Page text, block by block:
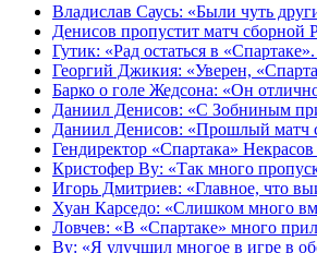
Владислав Саусь: «Были чуть
Денисов пропустит матч сборной
Гутик: «Рад остаться в
Георгий Джикия: «Уверен,
Барко о голе Жедсона: «Он
Даниил Денисов: «С Зобниным
Даниил Денисов: «Прошлый матч
Гендиректор «Спартака»
Кристофер Ву: «Так много
Игорь Дмитриев: «Главное, что
Хуан Карседо: «Слишком много
Ловчев: «В «Спартаке» много
Ву: «Я улучшил многое в игре в